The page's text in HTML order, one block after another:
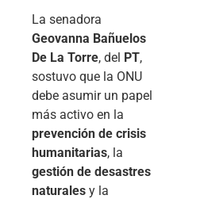
La senadora
Geovanna Bañuelos
De La Torre, del PT,
sostuvo que la ONU
debe asumir un papel
más activo en la
prevención de crisis
humanitarias, la
gestión de desastres
naturales y la